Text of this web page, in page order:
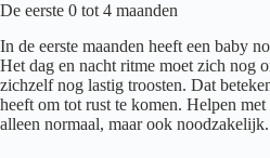
De eerste 0 tot 4 maanden
In de eerste maanden heeft een baby
Het dag en nacht ritme moet zich nog
zichzelf nog lastig troosten. Dat
heeft om tot rust te komen. Helpen
alleen normaal, maar ook noodzakelijk.